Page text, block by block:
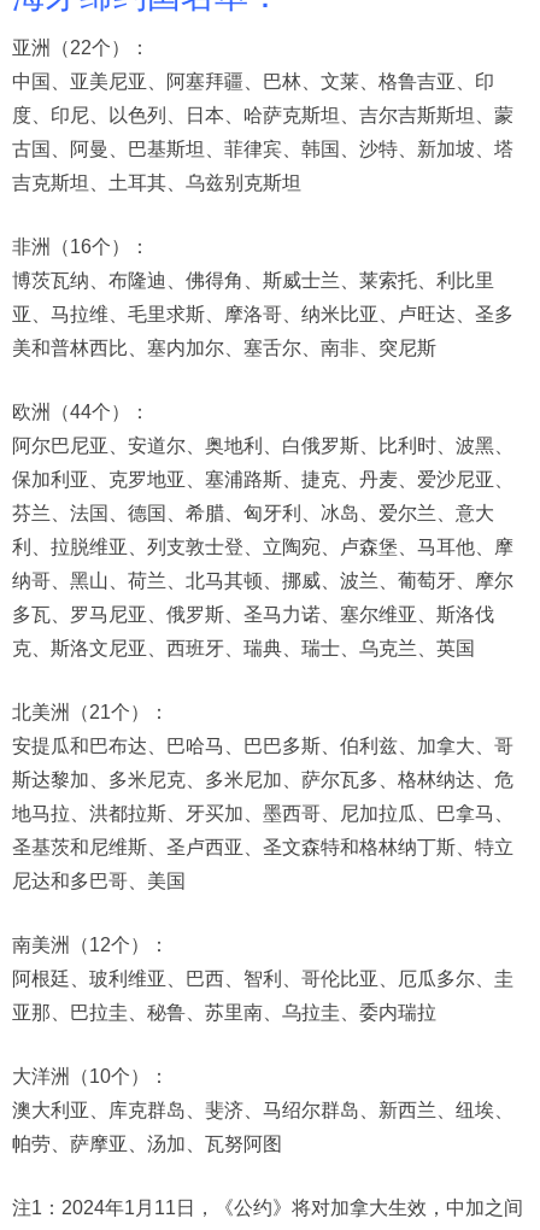
亚洲（22个）：
中国、亚美尼亚、阿塞拜疆、巴林、文莱、格鲁吉亚、印
度、印尼、以色列、日本、哈萨克斯坦、吉尔吉斯斯坦、蒙
古国、阿曼、巴基斯坦、菲律宾、韩国、沙特、新加坡、塔
吉克斯坦、土耳其、乌兹别克斯坦
非洲（16个）：
博茨瓦纳、布隆迪、佛得角、斯威士兰、莱索托、利比里
亚、马拉维、毛里求斯、摩洛哥、纳米比亚、卢旺达、圣多
美和普林西比、塞内加尔、塞舌尔、南非、突尼斯
欧洲（44个）：
阿尔巴尼亚、安道尔、奥地利、白俄罗斯、比利时、波黑、
保加利亚、克罗地亚、塞浦路斯、捷克、丹麦、爱沙尼亚、
芬兰、法国、德国、希腊、匈牙利、冰岛、爱尔兰、意大
利、拉脱维亚、列支敦士登、立陶宛、卢森堡、马耳他、摩
纳哥、黑山、荷兰、北马其顿、挪威、波兰、葡萄牙、摩尔
多瓦、罗马尼亚、俄罗斯、圣马力诺、塞尔维亚、斯洛伐
克、斯洛文尼亚、西班牙、瑞典、瑞士、乌克兰、英国
北美洲（21个）：
安提瓜和巴布达、巴哈马、巴巴多斯、伯利兹、加拿大、哥
斯达黎加、多米尼克、多米尼加、萨尔瓦多、格林纳达、危
地马拉、洪都拉斯、牙买加、墨西哥、尼加拉瓜、巴拿马、
圣基茨和尼维斯、圣卢西亚、圣文森特和格林纳丁斯、特立
尼达和多巴哥、美国
南美洲（12个）：
阿根廷、玻利维亚、巴西、智利、哥伦比亚、厄瓜多尔、圭
亚那、巴拉圭、秘鲁、苏里南、乌拉圭、委内瑞拉
大洋洲（10个）：
澳大利亚、库克群岛、斐济、马绍尔群岛、新西兰、纽埃、
帕劳、萨摩亚、汤加、瓦努阿图
注1：2024年1月11日，《公约》将对加拿大生效，中加之间